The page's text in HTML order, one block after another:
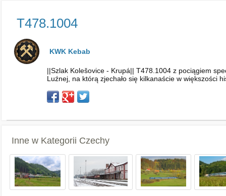
T478.1004
KWK Kebab
||Szlak Kolešovice - Krupá|| T478.1004 z pociągiem
Luźnej, na którą zjechało się kilkanaście w większości
Inne w Kategorii Czechy